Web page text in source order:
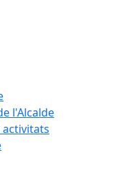
l'Alcalde
activitats